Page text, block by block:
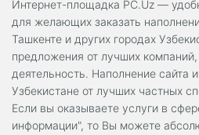
Интернет-площадка PC.Uz —
для желающих заказать
Ташкенте и других городах
предложения от лучших
деятельность. Наполнение сайта
Узбекистане от лучших частных
Если вы оказываете услуги в
информации", то Вы можете